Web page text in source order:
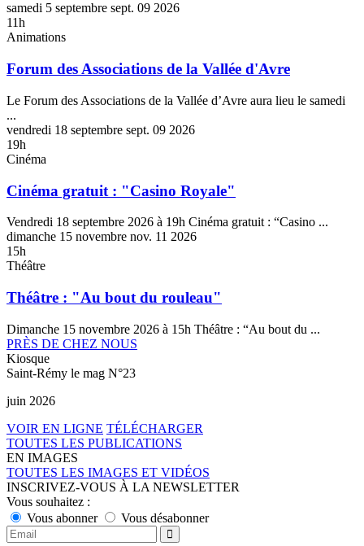
samedi 5 septembre sept. 09 2026
11h
Animations
Forum des Associations de la Vallée d'Avre
Le Forum des Associations de la Vallée d’Avre aura lieu le samedi
...
vendredi 18 septembre sept. 09 2026
19h
Cinéma
Cinéma gratuit : "Casino Royale"
Vendredi 18 septembre 2026 à 19h Cinéma gratuit : “Casino ...
dimanche 15 novembre nov. 11 2026
15h
Théâtre
Théâtre : "Au bout du rouleau"
Dimanche 15 novembre 2026 à 15h Théâtre : “Au bout du ...
PRÈS DE CHEZ NOUS
Kiosque
Saint-Rémy le mag N°23
juin 2026
VOIR EN LIGNE TÉLÉCHARGER
TOUTES LES PUBLICATIONS
EN IMAGES
TOUTES LES IMAGES ET VIDÉOS
INSCRIVEZ-VOUS À LA NEWSLETTER
Vous souhaitez :
Vous abonner
Vous désabonner